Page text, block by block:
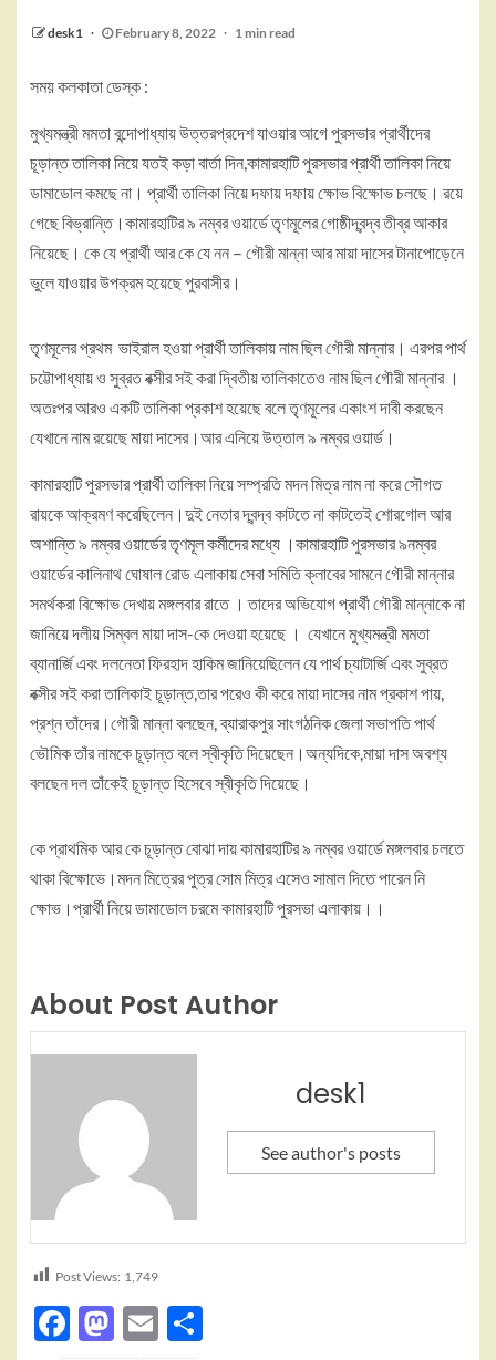
desk1 February 8, 2022 1 min read
সময় কলকাতা ডেস্ক :
মুখ্যমন্ত্রী মমতা বন্দোপাধ্যায় উত্তরপ্রদেশ যাওয়ার আগে পুরসভার প্রার্থীদের
চূড়ান্ত তালিকা নিয়ে যতই কড়া বার্তা দিন,কামারহাটি পুরসভার প্রার্থী তালিকা নিয়ে
ডামাডোল কমছে না। প্রার্থী তালিকা নিয়ে দফায় দফায় ক্ষোভ বিক্ষোভ চলছে। রয়ে
গেছে বিভ্রান্তি।কামারহাটির ৯ নম্বর ওয়ার্ডে তৃণমূলের গোষ্ঠীদ্বন্দ্ব তীব্র আকার
নিয়েছে। কে যে প্রার্থী আর কে যে নন – গৌরী মান্না আর মায়া দাসের টানাপোড়েনে
ভুলে যাওয়ার উপক্রম হয়েছে পুরবাসীর।
তৃণমূলের প্রথম ভাইরাল হওয়া প্রার্থী তালিকায় নাম ছিল গৌরী মান্নার। এরপর পার্থ
চট্টোপাধ্যায় ও সুব্রত বক্সীর সই করা দ্বিতীয় তালিকাতেও নাম ছিল গৌরী মান্নার ।
অতঃপর আরও একটি তালিকা প্রকাশ হয়েছে বলে তৃণমূলের একাংশ দাবী করছেন
যেখানে নাম রয়েছে মায়া দাসের।আর এনিয়ে উত্তাল ৯ নম্বর ওয়ার্ড।
কামারহাটি পুরসভার প্রার্থী তালিকা নিয়ে সম্প্রতি মদন মিত্র নাম না করে সৌগত
রায়কে আক্রমণ করেছিলেন।দুই নেতার দ্বন্দ্ব কাটতে না কাটতেই শোরগোল আর
অশান্তি ৯ নম্বর ওয়ার্ডের তৃণমূল কর্মীদের মধ্যে ।কামারহাটি পুরসভার ৯নম্বর
ওয়ার্ডের কালিনাথ ঘোষাল রোড এলাকায় সেবা সমিতি ক্লাবের সামনে গৌরী মান্নার
সমর্থকরা বিক্ষোভ দেখায় মঙ্গলবার রাতে । তাদের অভিযোগ প্রার্থী গৌরী মান্নাকে না
জানিয়ে দলীয় সিম্বল মায়া দাস-কে দেওয়া হয়েছে । যেখানে মুখ্যমন্ত্রী মমতা
ব্যানার্জি এবং দলনেতা ফিরহাদ হাকিম জানিয়েছিলেন যে পার্থ চ্যাটার্জি এবং সুব্রত
বক্সীর সই করা তালিকাই চূড়ান্ত,তার পরেও কী করে মায়া দাসের নাম প্রকাশ পায়,
প্রশ্ন তাঁদের।গৌরী মান্না বলছেন, ব্যারাকপুর সাংগঠনিক জেলা সভাপতি পার্থ
ভৌমিক তাঁর নামকে চূড়ান্ত বলে স্বীকৃতি দিয়েছেন।অন্যদিকে,মায়া দাস অবশ্য
বলছেন দল তাঁকেই চূড়ান্ত হিসেবে স্বীকৃতি দিয়েছে।
কে প্রাথমিক আর কে চূড়ান্ত বোঝা দায় কামারহাটির ৯ নম্বর ওয়ার্ডে মঙ্গলবার চলতে
থাকা বিক্ষোভে।মদন মিত্রের পুত্র সোম মিত্র এসেও সামাল দিতে পারেন নি
ক্ষোভ।প্রার্থী নিয়ে ডামাডোল চরমে কামারহাটি পুরসভা এলাকায়।।
About Post Author
desk1
See author's posts
Post Views: 1,749
Facebook
Mastodon
Email